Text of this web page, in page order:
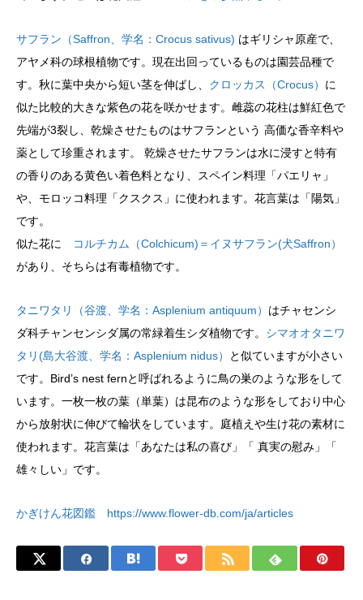
サフラン（Saffron、学名：Crocus sativus) はギリシャ原産で、
アヤメ科の球根植物です。現在出回っているものは園芸品種で
す。秋に葉中央から短い茎を伸ばし、 クロッカス（Crocus） に
似た比較的大きな紫色の花を咲かせます。雌蕊の花柱は鮮紅色で
先端が3裂し、乾燥させたものはサフランという 高価な香辛料や
薬として珍重されます。 乾燥させたサフランは水に浸すと特有
の香りのある黄色い着色料となり、スペイン料理「パエリャ」
や、モロッコ料理「クスクス」に使われます。花言葉は「陽気」
です。
似た花に
コルチカム（Colchicum)＝イヌサフラン(犬Saffron）
があり、そちらは有毒植物です。
タニワタリ（谷渡、学名：Asplenium antiquum） はチャセンシ
ダ科チャンセンシダ属の常緑着生シダ植物です。 シマオオタニワ
タリ(島大谷渡、学名：Asplenium nidus）
と似ていますが小さい
です。Bird’s nest fernと呼ばれるように鳥の巣のような形をして
います。一枚一枚の葉（単葉）は昆布のような形をしており中心
から放射状に伸びて輪状をしています。庭植えや生け花の素材に
使われます。花言葉は「あなたは私の喜び」「 真実の慰み」「
雄々しい」です。
かぎけん花図鑑 https://www.flower-db.com/ja/articles